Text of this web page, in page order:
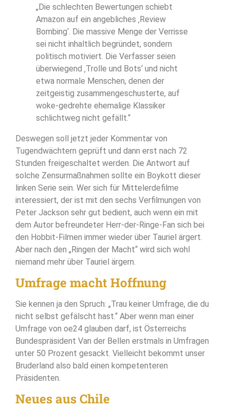
„Die schlechten Bewertungen schiebt
Amazon auf ein angebliches ‚Review
Bombing‘. Die massive Menge der Verrisse
sei nicht inhaltlich begründet, sondern
politisch motiviert. Die Verfasser seien
überwiegend ‚Trolle und Bots‘ und nicht
etwa normale Menschen, denen der
zeitgeistig zusammengeschusterte, auf
woke-gedrehte ehemalige Klassiker
schlichtweg nicht gefällt.“
Deswegen soll jetzt jeder Kommentar von
Tugendwächtern geprüft und dann erst nach 72
Stunden freigeschaltet werden. Die Antwort auf
solche Zensurmaßnahmen sollte ein Boykott dieser
linken Serie sein. Wer sich für Mittelerdefilme
interessiert, der ist mit den sechs Verfilmungen von
Peter Jackson sehr gut bedient, auch wenn ein mit
dem Autor befreundeter Herr-der-Ringe-Fan sich bei
den Hobbit-Filmen immer wieder über Tauriel ärgert.
Aber nach den „Ringen der Macht“ wird sich wohl
niemand mehr über Tauriel ärgern.
Umfrage macht Hoffnung
Sie kennen ja den Spruch: „Trau keiner Umfrage, die du
nicht selbst gefälscht hast.“ Aber wenn man einer
Umfrage von oe24 glauben darf, ist Österreichs
Bundespräsident Van der Bellen erstmals in Umfragen
unter 50 Prozent gesackt. Vielleicht bekommt unser
Bruderland also bald einen kompetenteren
Präsidenten.
Neues aus Chile